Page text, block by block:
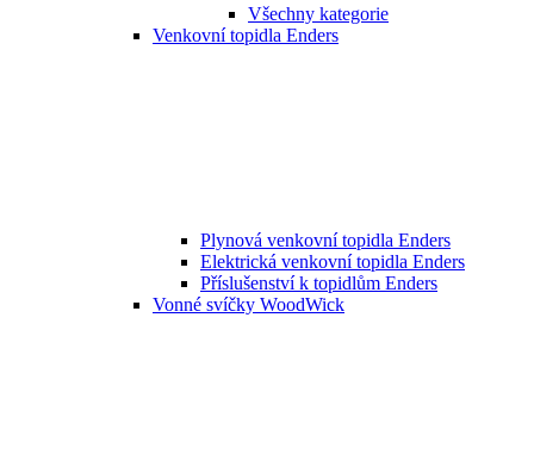
Všechny kategorie
Venkovní topidla Enders
Plynová venkovní topidla Enders
Elektrická venkovní topidla Enders
Příslušenství k topidlům Enders
Vonné svíčky WoodWick